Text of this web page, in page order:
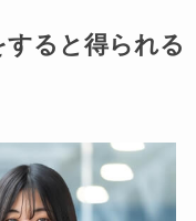
すると得られる